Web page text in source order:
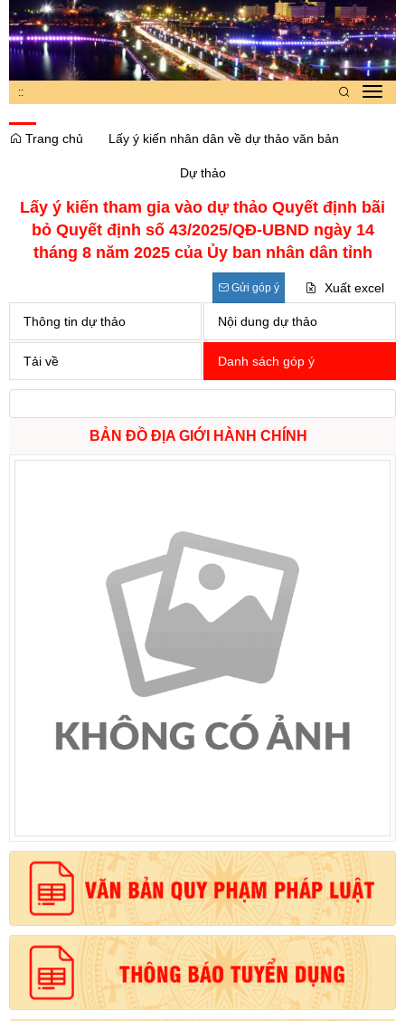
::
Trang chủ
Lấy ý kiến nhân dân về dự thảo văn bản
Dự thảo
Lấy ý kiến tham gia vào dự thảo Quyết định bãi
bỏ Quyết định số 43/2025/QĐ-UBND ngày 14
tháng 8 năm 2025 của Ủy ban nhân dân tỉnh
Thông tin dự thảo Nội dung dự thảo
Tải về Danh sách góp ý
Gửi góp ý Xuất excel
BẢN ĐỒ ĐỊA GIỚI HÀNH CHÍNH